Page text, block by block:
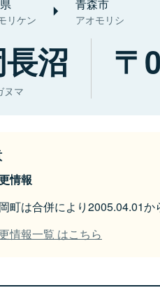
リケン
青森市
アオモリシ
沼
ヌマ
情報
町は合併により2005.04.01か
情報一覧 はこちら